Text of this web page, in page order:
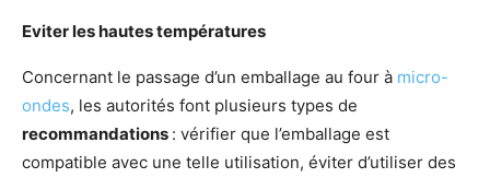
Eviter les hautes températures
Concernant le passage d’un emballage au four à micro-
ondes, les autorités font plusieurs types de
recommandations : vérifier que l’emballage est
compatible avec une telle utilisation, éviter d’utiliser des